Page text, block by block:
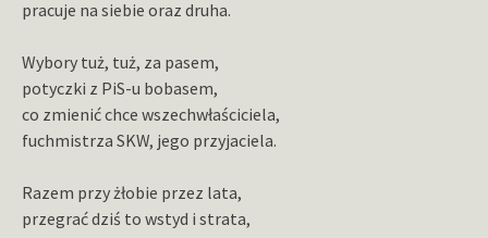
pracuje na siebie oraz druha.
Wybory tuż, tuż, za pasem,
potyczki z PiS-u bobasem,
co zmienić chce wszechwłaściciela,
fuchmistrza SKW, jego przyjaciela.
Razem przy żłobie przez lata,
przegrać dziś to wstyd i strata,